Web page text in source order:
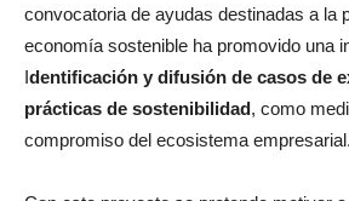
convocatoria de ayudas destinadas a la
economía sostenible ha promovido una
Identificación y difusión de casos de
prácticas de sostenibilidad, como
compromiso del ecosistema empresarial.